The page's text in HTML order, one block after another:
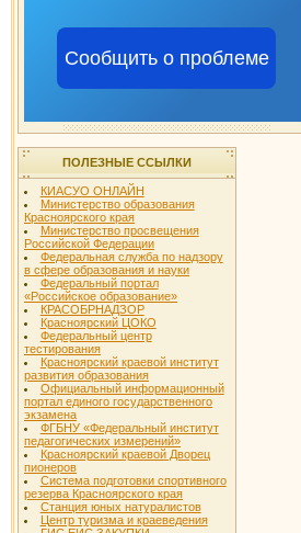
Сообщить о проблеме
ПОЛЕЗНЫЕ ССЫЛКИ
КИАСУО ОНЛАЙН
Министерство образования
Красноярского края
Министерство просвещения
Российской Федерации
Федеральная служба по надзору
в сфере образования и науки
Федеральный портал
«Российское образование»
КРАСОБРНАДЗОР
Красноярский ЦОКО
Федеральный центр
тестирования
Красноярский краевой институт
развития образования
Официальный информационный
портал единого государственного
экзамена
ФГБНУ «Федеральный институт
педагогических измерений»
Красноярский краевой Дворец
пионеров
Система подготовки спортивного
резерва Красноярского края
Станция юных натуралистов
Центр туризма и краеведения